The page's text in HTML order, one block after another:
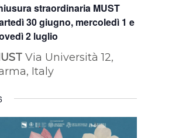
straordinaria MUST
30 giugno, mercoledì 1 e
2 luglio
Via Università 12,
Italy